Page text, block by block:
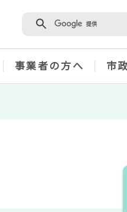
事業者の方へ 市